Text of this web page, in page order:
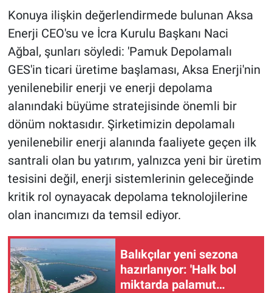
Konuya ilişkin değerlendirmede bulunan Aksa
Enerji CEO'su ve İcra Kurulu Başkanı Naci
Ağbal, şunları söyledi: 'Pamuk Depolamalı
GES'in ticari üretime başlaması, Aksa Enerji'nin
yenilenebilir enerji ve enerji depolama
alanındaki büyüme stratejisinde önemli bir
dönüm noktasıdır. Şirketimizin depolamalı
yenilenebilir enerji alanında faaliyete geçen ilk
santrali olan bu yatırım, yalnızca yeni bir üretim
tesisini değil, enerji sistemlerinin geleceğinde
kritik rol oynayacak depolama teknolojilerine
olan inancımızı da temsil ediyor.
Balıkçılar yeni sezona
hazırlanıyor: 'Halk bol
miktarda palamut